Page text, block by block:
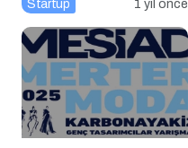
Startup 1 yıl önce